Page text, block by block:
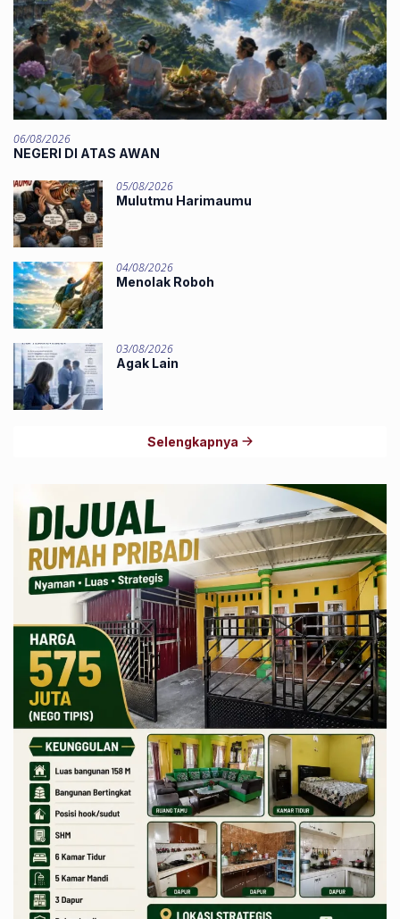
06/08/2026
NEGERI DI ATAS AWAN
05/08/2026
Mulutmu Harimaumu
04/08/2026
Menolak Roboh
03/08/2026
Agak Lain
Selengkapnya